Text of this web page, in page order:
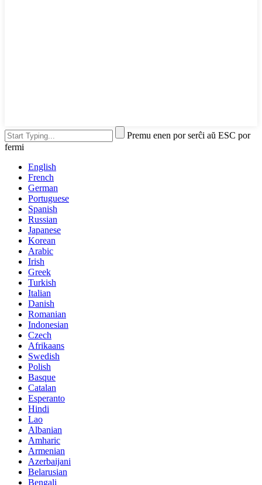
Premu enen por serĉi aŭ ESC por
fermi
English
French
German
Portuguese
Spanish
Russian
Japanese
Korean
Arabic
Irish
Greek
Turkish
Italian
Danish
Romanian
Indonesian
Czech
Afrikaans
Swedish
Polish
Basque
Catalan
Esperanto
Hindi
Lao
Albanian
Amharic
Armenian
Azerbaijani
Belarusian
Bengali